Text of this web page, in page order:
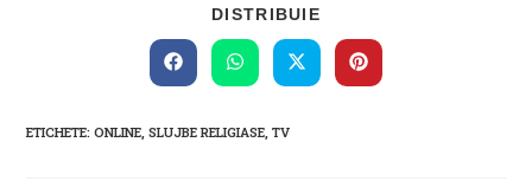
DISTRIBUIE
THIS
CONTENT
Opens
in
window
Opens
in
window
Opens
in
Opens
in
ETICHETE:ONLINE, SLUJBE RELIGIASE, TV